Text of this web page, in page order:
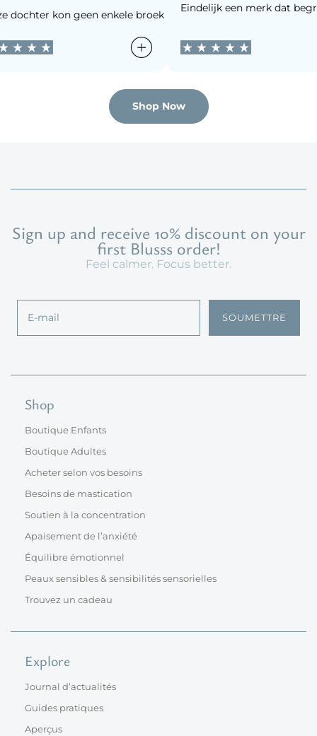
aantrekt. Ongelooflijk dankbaar.
netjes verpakt. Je voelt dat dit merk met hart voor
Blusss is het eerste dat effectief werkt voor onze
kon geen enkele broek verdragen door de naden.
Eindelijk een merk dat
Shop Now
Sign up and receive 10% discount on your
first Blusss order!
Feel calmer. Focus better.
SOUMETTRE
Shop
Boutique Enfants
Boutique Adultes
Acheter selon vos besoins
Besoins de mastication
Soutien à la concentration
Apaisement de l’anxiété
Équilibre émotionnel
Peaux sensibles & sensibilités sensorielles
Trouvez un cadeau
Explore
Journal d’actualités
Guides pratiques
Aperçus